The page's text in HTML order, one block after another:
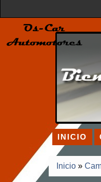
INICIO
Inicio »